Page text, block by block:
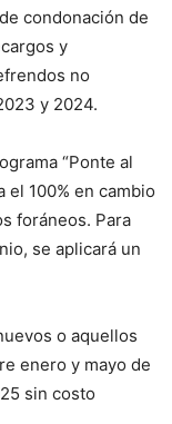
condonación de
y
no
y 2024.
“Ponte al
el 100% en cambio
foráneos. Para
se aplicará un
o aquellos
enero y mayo de
sin costo